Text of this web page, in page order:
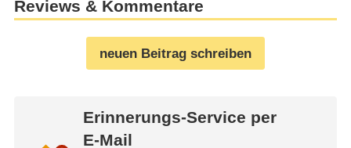
Reviews & Kommentare
neuen Beitrag schreiben
Erinnerungs-Service per
E-Mail